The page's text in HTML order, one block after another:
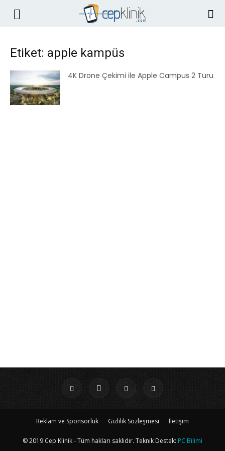
Etiket: apple kampüs
4K Drone Çekimi ile Apple Campus 2 Turu
Reklam ve Sponsorluk Gizlilik Sözleşmesi İletişim
© 2019 Cep Klinik - Tüm hakları saklıdır. Teknik Destek: PC Bilimi